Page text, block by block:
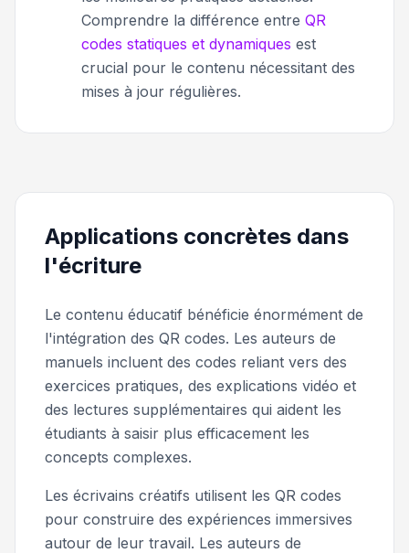
Comprendre la différence entre QR
codes statiques et dynamiques est
crucial pour le contenu nécessitant des
mises à jour régulières.
Applications concrètes dans
l'écriture
Le contenu éducatif bénéficie énormément de
l'intégration des QR codes. Les auteurs de
manuels incluent des codes reliant vers des
exercices pratiques, des explications vidéo et
des lectures supplémentaires qui aident les
étudiants à saisir plus efficacement les
concepts complexes.
Les écrivains créatifs utilisent les QR codes
pour construire des expériences immersives
autour de leur travail. Les auteurs de